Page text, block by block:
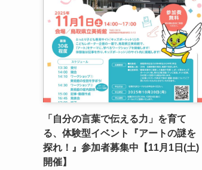
「自分の言葉で伝える力」を育て
る、体験型イベント『アートの謎を
探れ！』参加者募集中【11月1日(土)
開催】